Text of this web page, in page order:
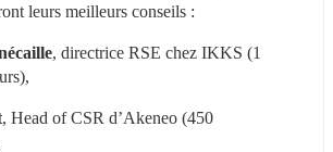
leurs meilleurs conseils :
, directrice RSE chez IKKS (1
, Head of CSR d’Akeneo (450